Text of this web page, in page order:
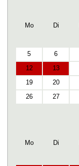
Mo
Di
5
6
12
13
19
20
26
27
Mo
Di